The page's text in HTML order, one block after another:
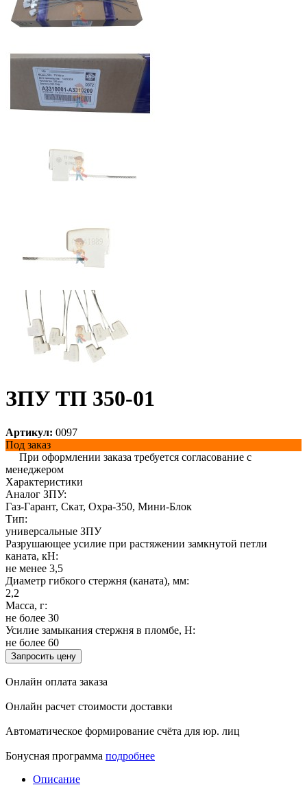
ЗПУ ТП 350-01
Артикул: 0097
Под заказ
При оформлении заказа требуется согласование с
менеджером
Характеристики
Аналог ЗПУ:
Газ-Гарант, Скат, Охра-350, Мини-Блок
Тип:
универсальные ЗПУ
Разрушающее усилие при растяжении замкнутой петли
каната, кН:
не менее 3,5
Диаметр гибкого стержня (каната), мм:
2,2
Масса, г:
не более 30
Усилие замыкания стержня в пломбе, Н:
не более 60
Запросить цену
Онлайн оплата заказа
Онлайн расчет стоимости доставки
Автоматическое формирование счёта для юр. лиц
Бонусная программа подробнее
Описание